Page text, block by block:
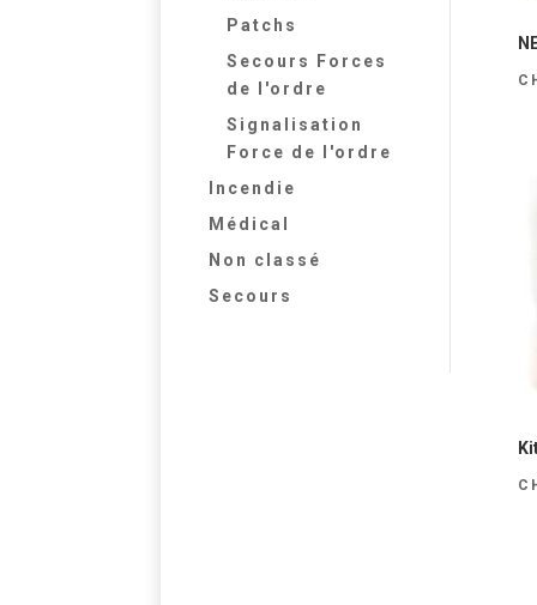
Patchs
Secours Forces
de l'ordre
Signalisation
Force de l'ordre
Incendie
Médical
Non classé
Secours